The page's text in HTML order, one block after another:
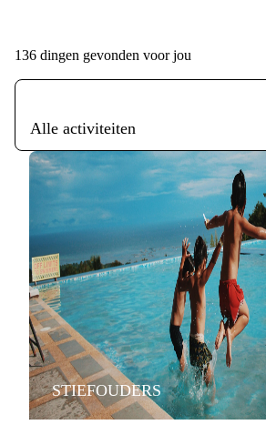
136 dingen gevonden voor jou
Alle activiteiten
STIEFOUDERS